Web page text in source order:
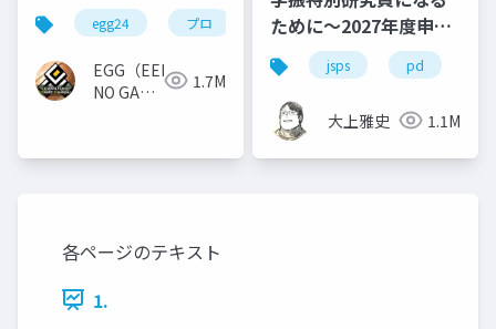
egg24 プロ
EGG（EEKANJI
NO GAME
1.7M
ために～2027年度申請
版
jsps pd
大上雅史 1.1M
各ページのテキスト
1.